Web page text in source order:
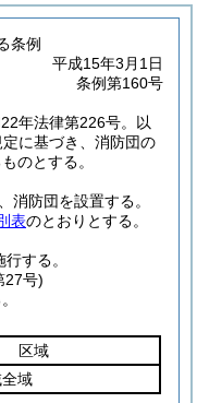
条例
平成15年3月1日
条例第160号
年法律第226号。以
に基づき、消防団の
のとする。
消防団を設置する。
表のとおりとする。
する。
27号)
区域
域